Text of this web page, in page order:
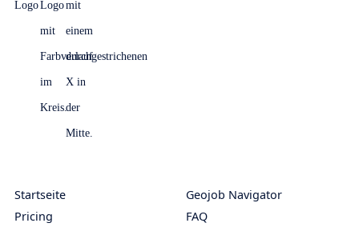
Startseite
Pricing
Geojob Navigator
FAQ